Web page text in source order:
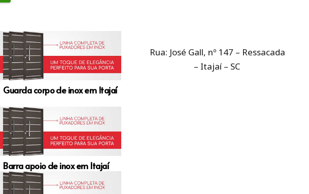
Guarda corpo de inox em Itajaí
Barra apoio de inox em Itajaí
Rua: José Gall, nº 147 – Ressacada
– Itajaí – SC